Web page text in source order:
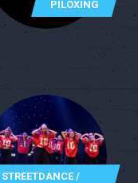
PILOXING
STREETDANCE /